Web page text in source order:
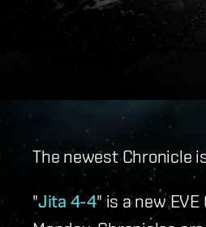
The newest Chronicle
"Jita 4-4" is a new